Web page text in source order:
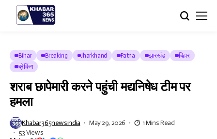
Bihar Breaking Jharkhand Patna झारखंड
बिहार
ब्रेकिंग
शराब छापेमारी करने पहुंची मद्यनिषेध टीम पर
हमला
Khabar365newsindia May 29, 2026
1 Mins Read
53 Views